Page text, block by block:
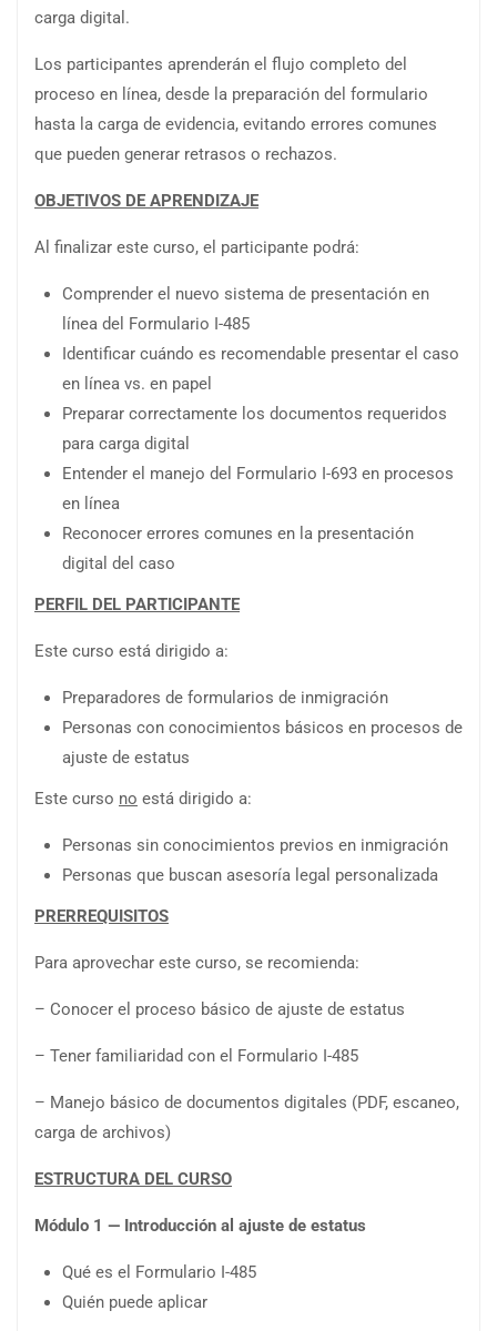
carga digital.
Los participantes aprenderán el flujo completo del
proceso en línea, desde la preparación del formulario
hasta la carga de evidencia, evitando errores comunes
que pueden generar retrasos o rechazos.
OBJETIVOS DE APRENDIZAJE
Al finalizar este curso, el participante podrá:
Comprender el nuevo sistema de presentación en
línea del Formulario I-485
Identificar cuándo es recomendable presentar el caso
en línea vs. en papel
Preparar correctamente los documentos requeridos
para carga digital
Entender el manejo del Formulario I-693 en procesos
en línea
Reconocer errores comunes en la presentación
digital del caso
PERFIL DEL PARTICIPANTE
Este curso está dirigido a:
Preparadores de formularios de inmigración
Personas con conocimientos básicos en procesos de
ajuste de estatus
Este curso no está dirigido a:
Personas sin conocimientos previos en inmigración
Personas que buscan asesoría legal personalizada
PRERREQUISITOS
Para aprovechar este curso, se recomienda:
– Conocer el proceso básico de ajuste de estatus
– Tener familiaridad con el Formulario I-485
– Manejo básico de documentos digitales (PDF, escaneo,
carga de archivos)
ESTRUCTURA DEL CURSO
Módulo 1 — Introducción al ajuste de estatus
Qué es el Formulario I-485
Quién puede aplicar